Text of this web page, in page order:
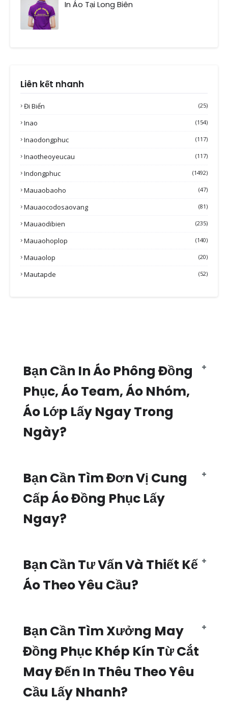
In Áo Tại Long Biên
Liên kết nhanh
Đi Biển (25)
Inao (154)
Inaodongphuc (117)
Inaotheoyeucau (117)
Indongphuc (1492)
Mauaobaoho (47)
Mauaocodosaovang (81)
Mauaodibien (235)
Mauaohoplop (140)
Mauaolop (20)
Mautapde (52)
Bạn Cần In Áo Phông Đồng
Phục, Áo Team, Áo Nhóm,
Áo Lớp Lấy Ngay Trong
Ngày?
Bạn Cần Tìm Đơn Vị Cung
Cấp Áo Đồng Phục Lấy
Ngay?
Bạn Cần Tư Vấn Và Thiết Kế
Áo Theo Yêu Cầu?
Bạn Cần Tìm Xưởng May
Đồng Phục Khép Kín Từ Cắt
May Đến In Thêu Theo Yêu
Cầu Lấy Nhanh?